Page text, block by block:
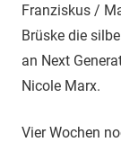
Franziskus /
Brüske die
an Next
Nicole Marx.
Vier Wochen